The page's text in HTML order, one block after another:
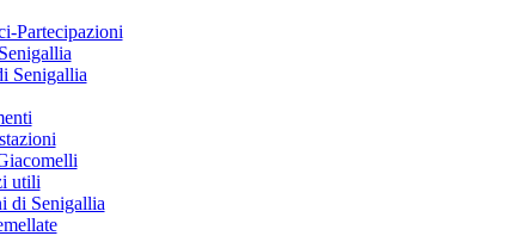
Partecipazioni
Senigallia
utili
di Senigallia